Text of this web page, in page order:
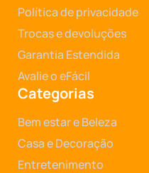
Política de privacidade
Trocas e devoluções
Garantia Estendida
Avalie o eFácil
Categorias
Bem estar e Beleza
Casa e Decoração
Entretenimento